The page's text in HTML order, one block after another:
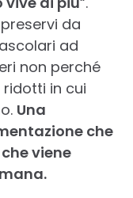
da
ad
non perché
ridotti in cui
Una
che
viene